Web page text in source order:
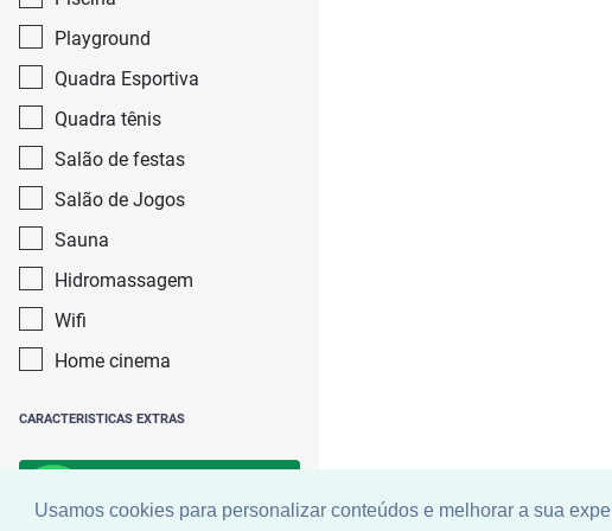
Usamos cookies para personalizar conteúdos e melhorar a sua
Playground
Quadra Esportiva
Quadra tênis
Salão de festas
Salão de Jogos
Sauna
Hidromassagem
Wifi
Home cinema
CARACTERISTICAS EXTRAS